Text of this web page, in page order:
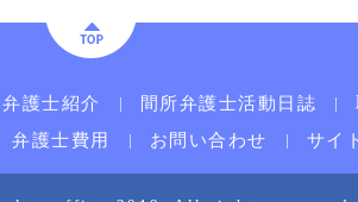
弁護士紹介 間所弁護士活動日誌
弁護士費用 お問い合わせ サイ